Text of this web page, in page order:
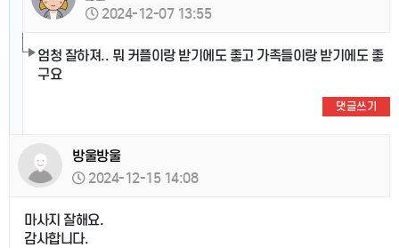
2024-12-07 13:55
엄청 잘하져.. 뭐 커플이랑 받기에도 좋고 가족들이랑 받기에도 좋
구요
댓글쓰기
방울방울
2024-12-15 14:08
마사지 잘해요.
감사합니다.